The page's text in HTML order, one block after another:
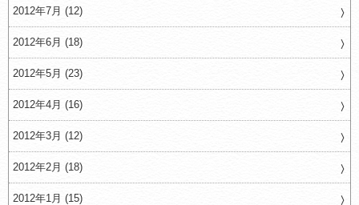
2012年7月 (12)
2012年6月 (18)
2012年5月 (23)
2012年4月 (16)
2012年3月 (12)
2012年2月 (18)
2012年1月 (15)